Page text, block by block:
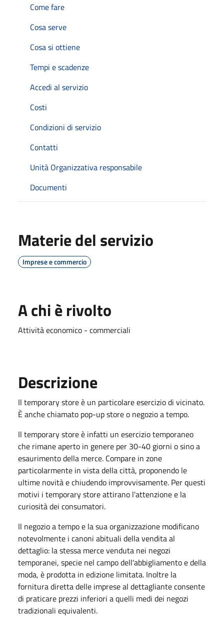
Come fare
Cosa serve
Cosa si ottiene
Tempi e scadenze
Accedi al servizio
Costi
Condizioni di servizio
Contatti
Unità Organizzativa responsabile
Documenti
Materie del servizio
Imprese e commercio
A chi è rivolto
Attività economico - commerciali
Descrizione
Il temporary store è un particolare esercizio di vicinato.
È anche chiamato pop-up store o negozio a tempo.
Il temporary store è infatti un esercizio temporaneo
che rimane aperto in genere per 30-40 giorni o sino a
esaurimento della merce. Compare in zone
particolarmente in vista della città, proponendo le
ultime novità e chiudendo improvvisamente. Per questi
motivi i temporary store attirano l'attenzione e la
curiosità dei consumatori.
Il negozio a tempo e la sua organizzazione modificano
notevolmente i canoni abituali della vendita al
dettaglio: la stessa merce venduta nei negozi
temporanei, specie nel campo dell'abbigliamento e della
moda, è prodotta in edizione limitata. Inoltre la
fornitura diretta delle imprese al dettagliante consente
di praticare prezzi inferiori a quelli medi dei negozi
tradizionali equivalenti.